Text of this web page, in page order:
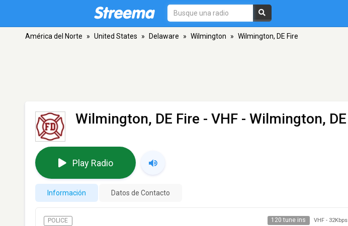
América del Norte » United States » Delaware » Wilmington » Wilmington, DE Fire
Wilmington, DE Fire - VHF - Wilmington, DE
Play Radio
Información Datos de Contacto
POLICE 120 tune ins VHF - 32Kbps